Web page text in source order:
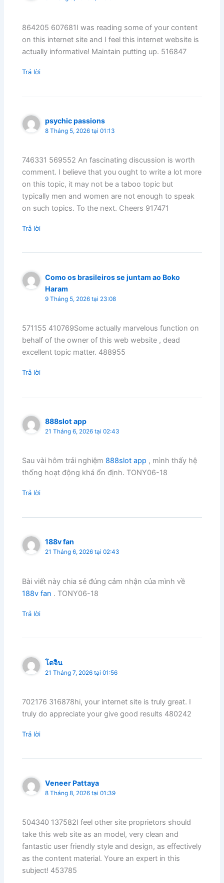
864205 607681I was reading some of your content
on this internet site and I feel this internet website is
actually informative! Maintain putting up. 516847
Trả lời
psychic passions
8 Tháng 5, 2026 tại 01:13
746331 569552 An fascinating discussion is worth
comment. I believe that you ought to write a lot more
on this topic, it may not be a taboo topic but
typically men and women are not enough to speak
on such topics. To the next. Cheers 917471
Trả lời
Como os brasileiros se juntam ao Boko
Haram
9 Tháng 5, 2026 tại 23:08
571155 410769Some actually marvelous function on
behalf of the owner of this web website , dead
excellent topic matter. 488955
Trả lời
888slot app
21 Tháng 6, 2026 tại 02:43
Sau vài hôm trải nghiệm 888slot app , mình thấy hệ
thống hoạt động khá ổn định. TONY06-18
Trả lời
188v fan
21 Tháng 6, 2026 tại 02:43
Bài viết này chia sẻ đúng cảm nhận của mình về
188v fan . TONY06-18
Trả lời
โดจิน
21 Tháng 7, 2026 tại 01:56
702176 316878hi, your internet site is truly great. I
truly do appreciate your give good results 480242
Trả lời
Veneer Pattaya
8 Tháng 8, 2026 tại 01:39
504340 137582I feel other site proprietors should
take this web site as an model, very clean and
fantastic user friendly style and design, as effectively
as the content material. Youre an expert in this
subject! 453785